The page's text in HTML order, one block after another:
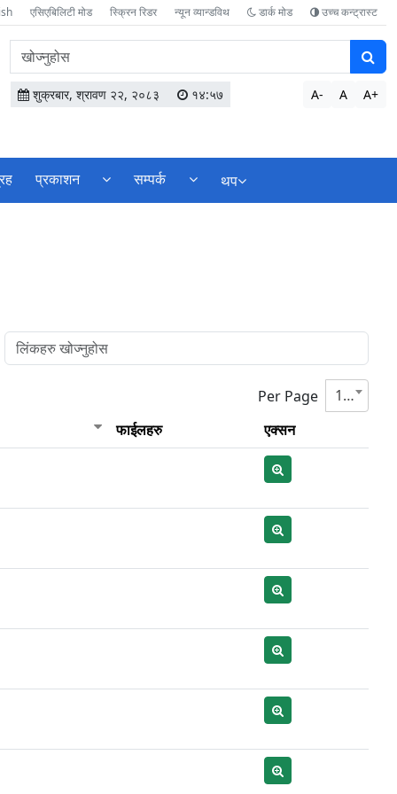
एसिएबिलिटी मोड स्क्रिन रिडर न्यून व्यान्डविथ डार्क मोड उच्च कन्ट्रास्ट
वेबसाइटमा
सामग्री
खोज्नुहोस
शुक्रबार, श्रावण २२, २०८३ १४:५७ A- A A+
प्रकाशन सम्पर्क थप
Per Page
10
फाईलहरु
एक्सन